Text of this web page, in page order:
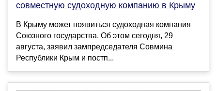
совместную судоходную компанию в Крыму
В Крыму может появиться судоходная компания
Союзного государства. Об этом сегодня, 29
августа, заявил зампредседателя Совмина
Республики Крым и постп...